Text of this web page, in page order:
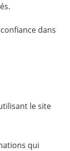
dans
le site
qui